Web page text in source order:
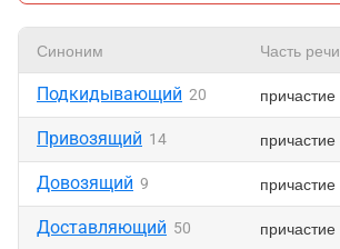
Синоним Часть речи
Подкидывающий 20 причастие
Привозящий 14 причастие
Довозящий 9 причастие
Доставляющий 50 причастие